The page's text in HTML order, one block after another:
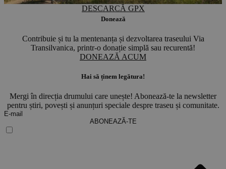
DESCARCĂ GPX
Donează
Contribuie și tu la mentenanța și dezvoltarea traseului Via
Transilvanica, printr-o donație simplă sau recurentă!
DONEAZĂ ACUM
Hai să ținem legătura!
Mergi în direcția drumului care unește! Abonează-te la newsletter
pentru știri, povești și anunțuri speciale despre traseu și comunitate.
ABONEAZĂ-TE